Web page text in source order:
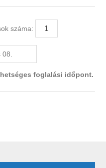
száma:
foglalási időpont.